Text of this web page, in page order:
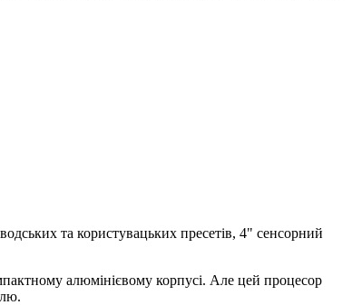
та користувацьких пресетів, 4" сенсорний
алюмінієвому корпусі. Але цей процесор